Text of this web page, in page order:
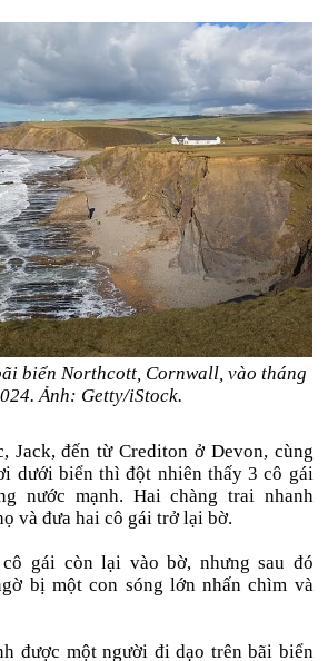
biển Northcott, Cornwall, vào tháng
Ảnh: Getty/iStock.
Jack, đến từ Crediton ở Devon, cùng
dưới biển thì đột nhiên thấy 3 cô gái
nước mạnh. Hai chàng trai nhanh
và đưa hai cô gái trở lại bờ.
gái còn lại vào bờ, nhưng sau đó
bị một con sóng lớn nhấn chìm và
được một người đi dạo trên bãi biển